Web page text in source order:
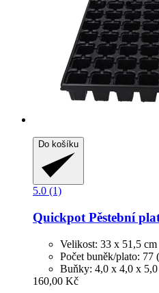
Do košíku
5.0 (1)
Quickpot Pěstební
Velikost: 33 x 51,5 cm
Počet buněk/plato: 77
Buňky: 4,0 x 4,0 x
160,00 Kč